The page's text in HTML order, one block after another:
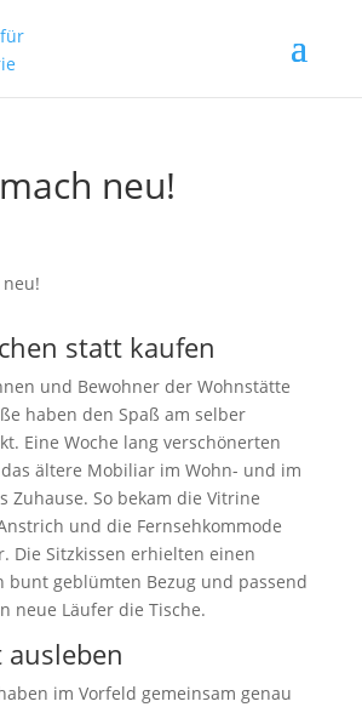
neu!
statt kaufen
und Bewohner der Wohnstätte
haben den Spaß am selber
Eine Woche lang verschönerten
ältere Mobiliar im Wohn- und im
Zuhause. So bekam die Vitrine
und die Fernsehkommode
Die Sitzkissen erhielten einen
bunt geblümten Bezug und passend
neue Läufer die Tische.
im Vorfeld gemeinsam genau